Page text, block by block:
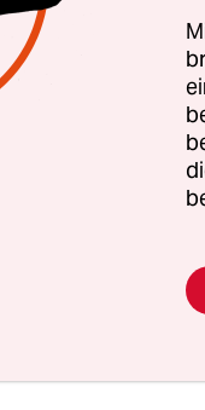
steht: „Wir
sind dankbar für